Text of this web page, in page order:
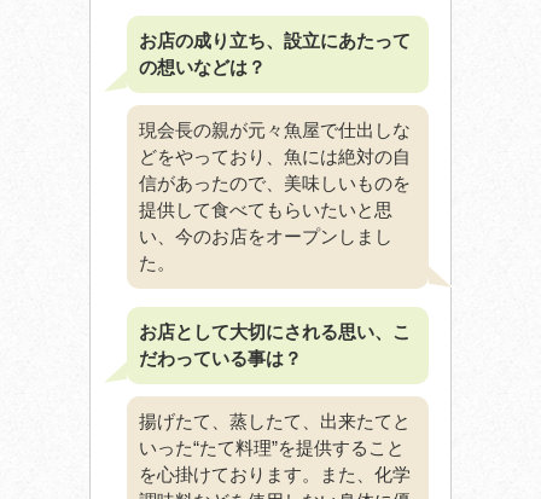
お店の成り立ち、設立にあたって
の想いなどは？
現会長の親が元々魚屋で仕出しな
どをやっており、魚には絶対の自
信があったので、美味しいものを
提供して食べてもらいたいと思
い、今のお店をオープンしまし
た。
お店として大切にされる思い、こ
だわっている事は？
揚げたて、蒸したて、出来たてと
いった“たて料理”を提供すること
を心掛けております。また、化学